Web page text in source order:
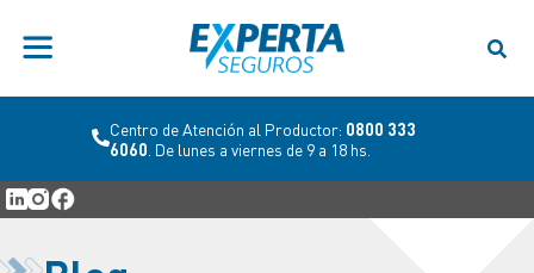
Centro de Atención al Productor: 0800 333
6060 . De lunes a viernes de 9 a 18 hs.